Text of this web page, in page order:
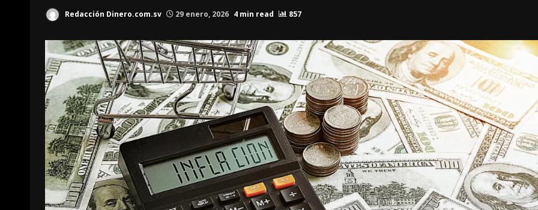
Redacción Dinero.com.sv 29 enero, 2026 4 min read 857